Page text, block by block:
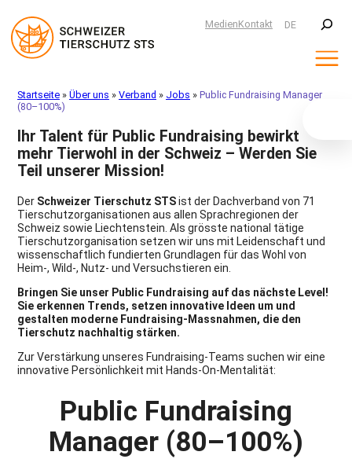
Inhalt
springen
MedienKontakt DE
Suchen
Startseite » Über uns » Verband » Jobs » Public Fundraising Manager
(80–100%)
Ihr Talent für Public Fundraising bewirkt
mehr Tierwohl in der Schweiz – Werden Sie
Teil unserer Mission!
Der Schweizer Tierschutz STSist der Dachverband von 71
Tierschutzorganisationen aus allen Sprachregionen der
Schweiz sowie Liechtenstein. Als grösste national tätige
Tierschutzorganisation setzen wir uns mit Leidenschaft und
wissenschaftlich fundierten Grundlagen für das Wohl von
Heim-, Wild-, Nutz- und Versuchstieren ein.
Bringen Sie unser Public Fundraising auf das nächste Level!
Sie erkennen Trends, setzen innovative Ideen um und
gestalten moderne Fundraising-Massnahmen, die den
Tierschutz nachhaltig stärken.
Zur Verstärkung unseres Fundraising-Teams suchen wir eine
innovative Persönlichkeit mit Hands-On-Mentalität:
Public Fundraising
Manager (80–100%)